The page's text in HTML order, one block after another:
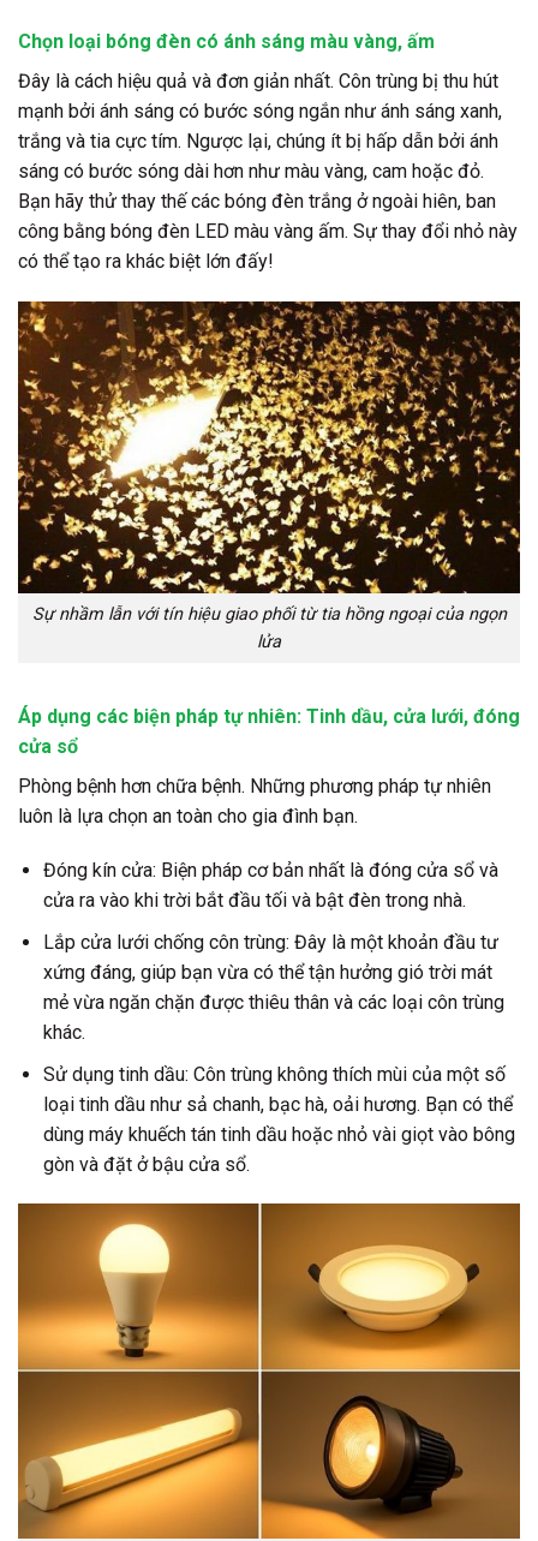
Chọn loại bóng đèn có ánh sáng màu vàng, ấm
Đây là cách hiệu quả và đơn giản nhất. Côn trùng bị thu hút
mạnh bởi ánh sáng có bước sóng ngắn như ánh sáng xanh,
trắng và tia cực tím. Ngược lại, chúng ít bị hấp dẫn bởi ánh
sáng có bước sóng dài hơn như màu vàng, cam hoặc đỏ.
Bạn hãy thử thay thế các bóng đèn trắng ở ngoài hiên, ban
công bằng bóng đèn LED màu vàng ấm. Sự thay đổi nhỏ này
có thể tạo ra khác biệt lớn đấy!
Sự nhầm lẫn với tín hiệu giao phối từ tia hồng ngoại của ngọn
lửa
Áp dụng các biện pháp tự nhiên: Tinh dầu, cửa lưới, đóng
cửa sổ
Phòng bệnh hơn chữa bệnh. Những phương pháp tự nhiên
luôn là lựa chọn an toàn cho gia đình bạn.
Đóng kín cửa: Biện pháp cơ bản nhất là đóng cửa sổ và
cửa ra vào khi trời bắt đầu tối và bật đèn trong nhà.
Lắp cửa lưới chống côn trùng: Đây là một khoản đầu tư
xứng đáng, giúp bạn vừa có thể tận hưởng gió trời mát
mẻ vừa ngăn chặn được thiêu thân và các loại côn trùng
khác.
Sử dụng tinh dầu: Côn trùng không thích mùi của một số
loại tinh dầu như sả chanh, bạc hà, oải hương. Bạn có thể
dùng máy khuếch tán tinh dầu hoặc nhỏ vài giọt vào bông
gòn và đặt ở bậu cửa sổ.